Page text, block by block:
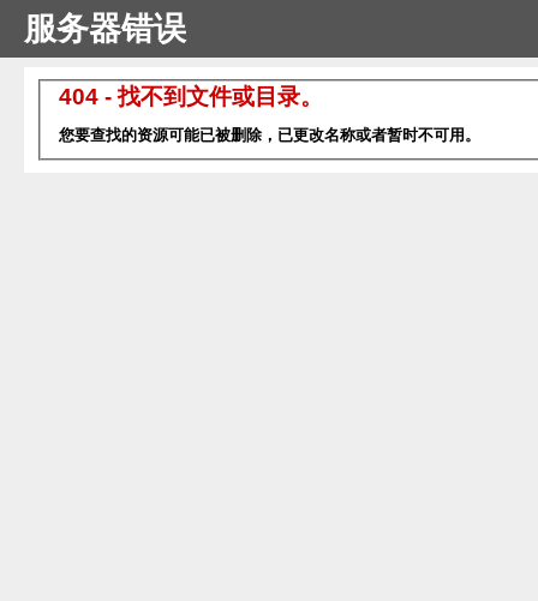
服务器错误
404 - 找不到文件或目录。
您要查找的资源可能已被删除，已更改名称或者暂时不可用。